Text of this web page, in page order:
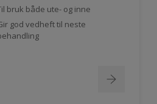
bruk både ute- og inne
god vedheft til neste